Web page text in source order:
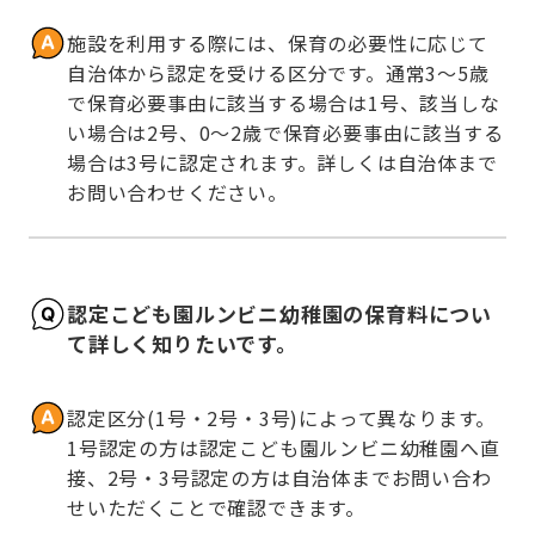
施設を利用する際には、保育の必要性に応じて
自治体から認定を受ける区分です。通常3～5歳
で保育必要事由に該当する場合は1号、該当しな
い場合は2号、0～2歳で保育必要事由に該当する
場合は3号に認定されます。詳しくは自治体まで
お問い合わせください。
認定こども園ルンビニ幼稚園の保育料につい
て詳しく知りたいです。
認定区分(1号・2号・3号)によって異なります。
1号認定の方は認定こども園ルンビニ幼稚園へ直
接、2号・3号認定の方は自治体までお問い合わ
せいただくことで確認できます。